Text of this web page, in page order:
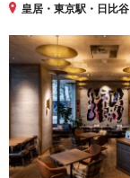
皇居・東京駅・日比谷